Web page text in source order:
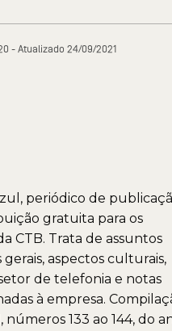
- Atualizado 24/09/2021
periódico de
gratuita para os
CTB. Trata de assuntos
aspectos culturais,
de telefonia e notas
à empresa.
133 ao 144, do